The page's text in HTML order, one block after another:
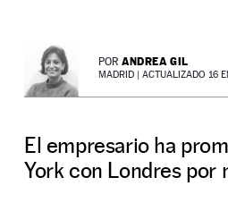
POR ANDREA GIL
MADRID | ACTUALIZADO 16
El empresario ha
York con Londres por